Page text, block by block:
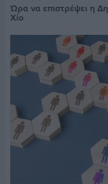
Ώρα να επιστρέψει η
Χίο